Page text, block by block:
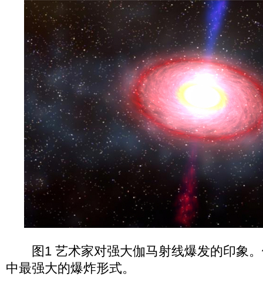
图1 艺术家对强大伽马射线爆发的印象。
中最强大的爆炸形式。